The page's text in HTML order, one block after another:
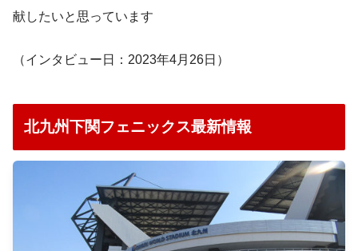
献したいと思っています
（インタビュー日：2023年4月26日）
北九州下関フェニックス最新情報